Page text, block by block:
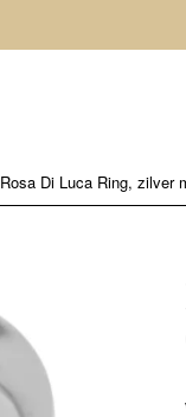
Rosa Di Luca Ring, zilver